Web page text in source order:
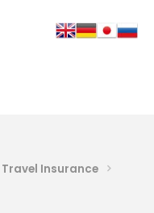
Travel Insurance